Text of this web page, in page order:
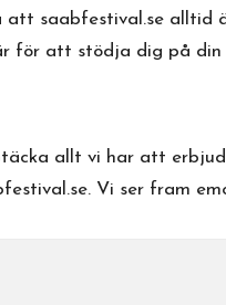
saabfestival.se alltid
för att stödja dig på din
allt vi har att
. Vi ser fram